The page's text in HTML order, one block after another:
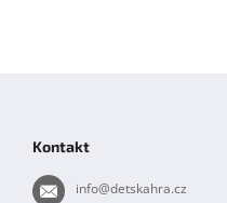
Kontakt
info@detskahra.cz